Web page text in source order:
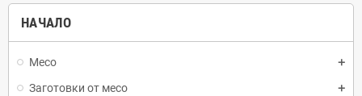
НАЧАЛО
Месо
Заготовки от месо